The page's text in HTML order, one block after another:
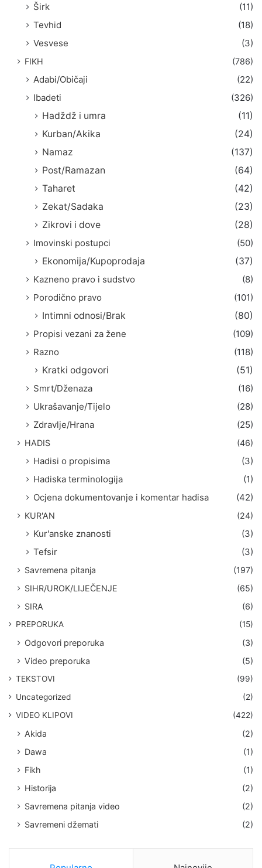
Širk
(11)
Tevhid
(18)
Vesvese
(3)
FIKH (786)
Adabi/Običaji
(22)
Ibadeti
(326)
Hadždž i umra
(11)
Kurban/Akika
(24)
Namaz
(137)
Post/Ramazan
(64)
Taharet
(42)
Zekat/Sadaka
(23)
Zikrovi i dove
(28)
Imovinski postupci
(50)
Ekonomija/Kupoprodaja
(37)
Kazneno pravo i sudstvo
(8)
Porodično pravo
(101)
Intimni odnosi/Brak
(80)
Propisi vezani za žene
(109)
Razno
(118)
Kratki odgovori
(51)
Smrt/Dženaza
(16)
Ukrašavanje/Tijelo
(28)
Zdravlje/Hrana
(25)
HADIS (46)
Hadisi o propisima
(3)
Hadiska terminologija
(1)
Ocjena dokumentovanje i komentar hadisa
(42)
KUR'AN (24)
Kur'anske znanosti
(3)
Tefsir
(3)
Savremena pitanja
(197)
SIHR/UROK/LIJEČENJE
(65)
SIRA
(6)
PREPORUKA (15)
Odgovori preporuka
(3)
Video preporuka
(5)
TEKSTOVI
(99)
Uncategorized
(2)
VIDEO KLIPOVI
(422)
Akida
(2)
Dawa
(1)
Fikh
(1)
Historija
(2)
Savremena pitanja video
(2)
Savremeni džemati
(2)